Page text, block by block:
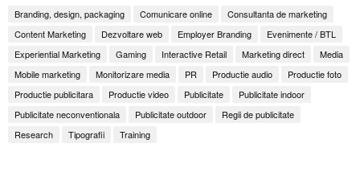
Branding, design, packaging Comunicare online
Consultanta de marketing
Content Marketing
Dezvoltare web Employer Branding
Evenimente / BTL
Experiential Marketing
Gaming Interactive Retail Marketing direct
Media
Mobile marketing
Monitorizare media PR Productie audio
Productie foto
Productie publicitara
Productie video Publicitate
Publicitate indoor
Publicitate neconventionala
Publicitate outdoor
Regii de publicitate
Research
Tipografii Training